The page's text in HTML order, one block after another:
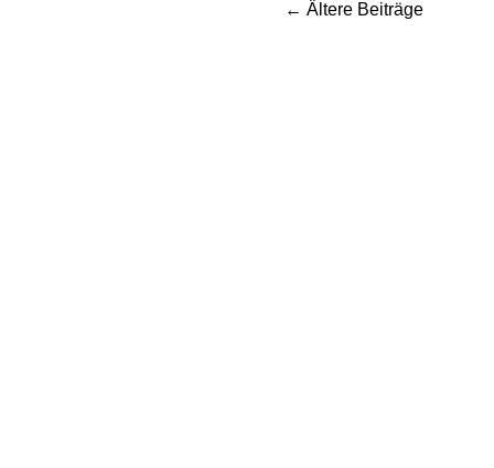
← Ältere Beiträge